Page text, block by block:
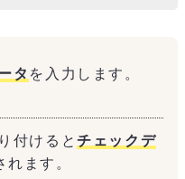
タ を入力します。
付けるとチェックデ
ます。